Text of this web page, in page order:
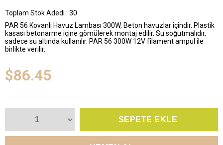
Toplam Stok Adedi : 30
PAR 56 KovanIı Havuz Lambası 300W, Beton havuzlar içindir. Plastik
kasası betonarme içine gömülerek montaj edilir. Su soğutmalıdır,
sadece su altında kullanılır. PAR 56 300W 12V filament ampul ile
birlikte verilir.
$86.45